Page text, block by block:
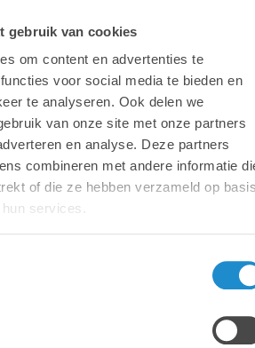
gebruik van cookies
om content en advertenties te
voor social media te bieden en
te analyseren. Ook delen we
van onze site met onze partners
en analyse. Deze partners
combineren met andere informatie
of die ze hebben verzameld op
services.
een maatregel waardoor je als
steun krijgt voor de aankoop van
die de kwaliteit van je onderneming
kantot 30% steun genieten ,
onderneming tot 20% steun.
wil toegankelijk zijn voor zoveel
Daarom maken we het eenvoudig
en subsidieverzoeken in te